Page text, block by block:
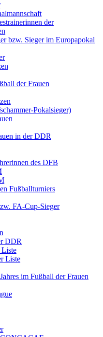
der
bzw. Sieger im Europapokal
der Frauen
Pokalsieger)
in der DDR
des DFB
Fußballturniers
FA-Cup-Sieger
DDR
Liste
im Fußball der Frauen